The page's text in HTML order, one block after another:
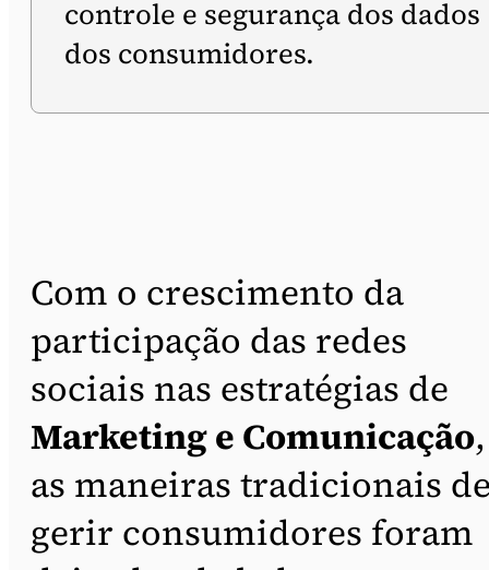
controle e segurança dos dados
dos consumidores.
Com o crescimento da
participação das redes
sociais nas estratégias de
Marketing e Comunicação,
as maneiras tradicionais
gerir consumidores foram